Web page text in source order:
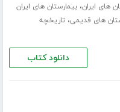
های ایران،بیمارستان های ایران
های قدیمی، تاریخچه
دانلود کتاب